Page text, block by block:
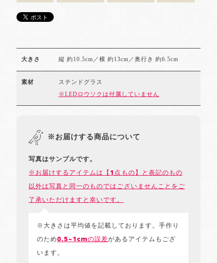
大きさ 縦 約10.5cm／横 約13cm／奥行き 約6.5cm
素材 ステンドグラス
※LEDロウソクは付属していません
※お届けする商品について
写真はサンプルです。
※お届けするアイテムは【1点もの】と表記のもの
以外は写真と同一のものではございませんことをご
了承いただけますと幸いです。
※大きさは平均値を記載しております。手作り
のため0.5~1cmの誤差があるアイテムもござ
います。